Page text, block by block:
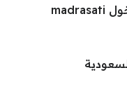
منصة مدرستي توكلنا تسجيل الدخول madrasati